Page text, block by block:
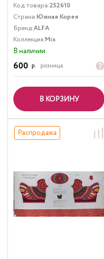
Код товара:252610
Страна:Южная Корея
Бренд:ALFA
Коллекция:Mix
В наличии
600 р. розница
В КОРЗИНУ
Распродажа